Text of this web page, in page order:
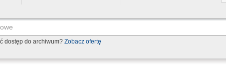
dostęp do archiwum? Zobacz ofertę